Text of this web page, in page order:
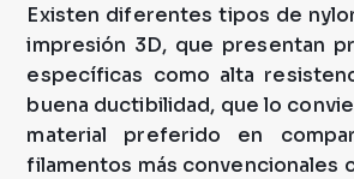
Existen diferentes tipos de
impresión 3D, que presentan
específicas como alta
buena ductibilidad, que lo
material preferido en
filamentos más convencionales